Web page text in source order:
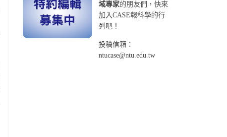
域專家的朋友們，快來
加入CASE報科學的行
列吧！
投稿信箱：
ntucase@ntu.edu.tw